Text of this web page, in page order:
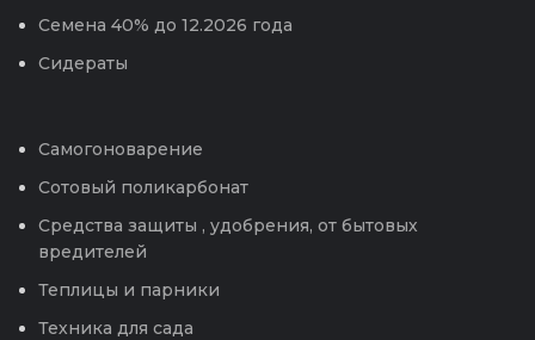
Семена 40% до 12.2026 года
Сидераты
Самогоноварение
Сотовый поликарбонат
Средства защиты , удобрения, от бытовых
вредителей
Теплицы и парники
Техника для сада